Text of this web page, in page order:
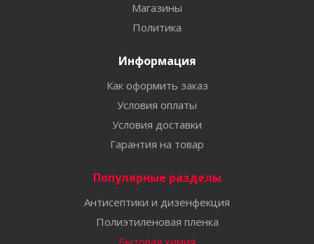
Магазины
Политика
Информация
Как оформить заказ
Условия оплаты
Условия доставки
Гарантия на товар
Популярные разделы
Антисептики и дизенфекция
Полиэтиленовая пленка
Бытовая химия